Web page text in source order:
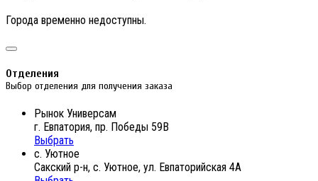
Города временно недоступны.
Отделения
Выбор отделения для получения заказа
Рынок Универсам
г. Евпатория, пр. Победы 59В
Выбрать
с. Уютное
Сакский р-н, с. Уютное, ул. Евпаторийская 4А